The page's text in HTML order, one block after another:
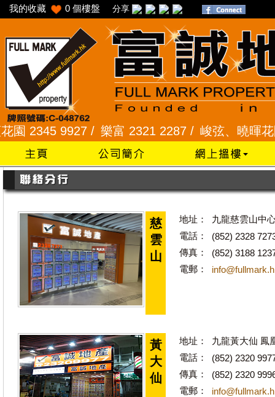
我的收藏 0 個樓盤 分享
9927 /樂富 2321 2287 /峻弦、曉暉花園
慈
雲
山
地址：
九龍慈雲山中
電話：
(852) 2328
傳真：
(852) 3188
電郵：
黃
大
仙
地址：
九龍黃大仙 鳳
電話：
(852) 2320
傳真：
(852) 2320
電郵：